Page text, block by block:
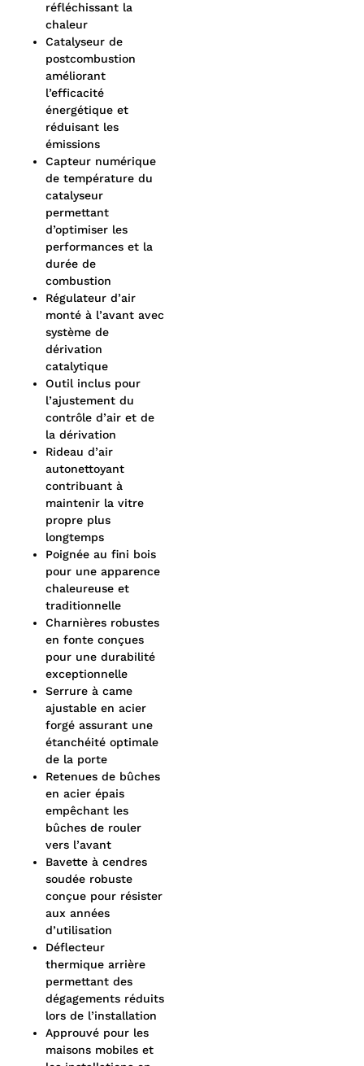
réfléchissant la
chaleur
Catalyseur de
postcombustion
améliorant
l’efficacité
énergétique et
réduisant les
émissions
Capteur numérique
de température du
catalyseur
permettant
d’optimiser les
performances et la
durée de
combustion
Régulateur d’air
monté à l’avant avec
système de
dérivation
catalytique
Outil inclus pour
l’ajustement du
contrôle d’air et de
la dérivation
Rideau d’air
autonettoyant
contribuant à
maintenir la vitre
propre plus
longtemps
Poignée au fini bois
pour une apparence
chaleureuse et
traditionnelle
Charnières robustes
en fonte conçues
pour une durabilité
exceptionnelle
Serrure à came
ajustable en acier
forgé assurant une
étanchéité optimale
de la porte
Retenues de bûches
en acier épais
empêchant les
bûches de rouler
vers l’avant
Bavette à cendres
soudée robuste
conçue pour résister
aux années
d’utilisation
Déflecteur
thermique arrière
permettant des
dégagements réduits
lors de l’installation
Approuvé pour les
maisons mobiles et